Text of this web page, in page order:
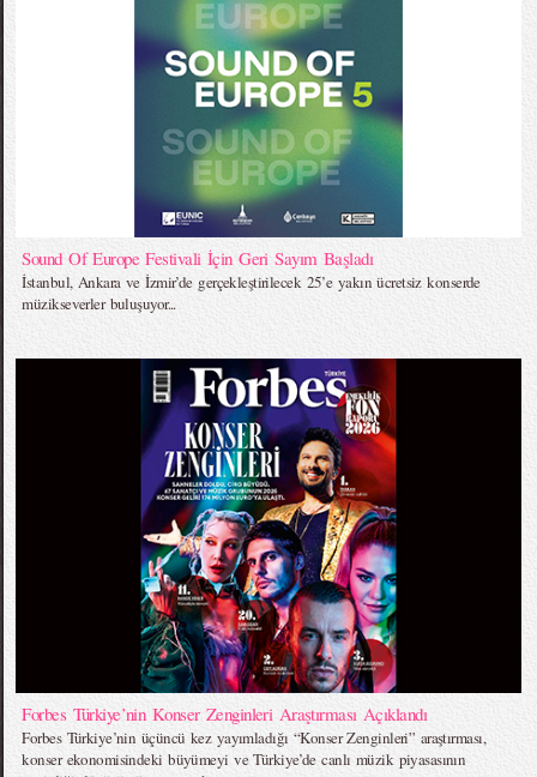
Sound Of Europe Festivali İçin Geri Sayım Başladı
İstanbul, Ankara ve İzmir’de gerçekleştirilecek 25’e yakın ücretsiz konserde
müzikseverler buluşuyor...
Forbes Türkiye’nin Konser Zenginleri Araştırması Açıklandı
Forbes Türkiye’nin üçüncü kez yayımladığı “Konser Zenginleri” araştırması,
konser ekonomisindeki büyümeyi ve Türkiye’de canlı müzik piyasasının